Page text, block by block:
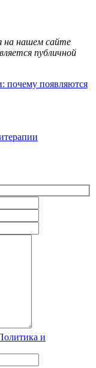
нашем сайте
публичной
почему появляются
и